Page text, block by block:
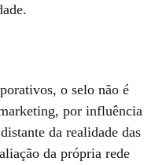
o selo não é
por influência
da realidade das
da própria rede